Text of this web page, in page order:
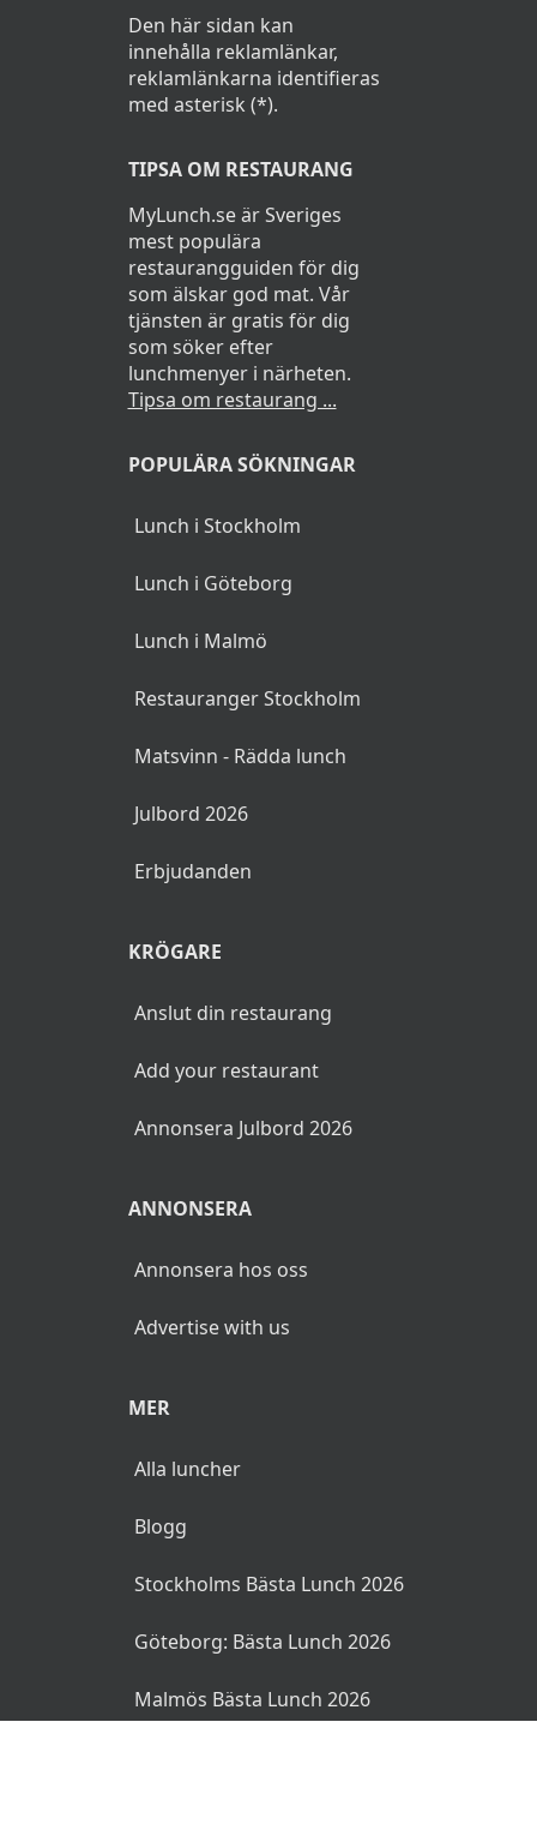
Gubbröra
Laxröra smaksatt med äpple och pepparot
Lax och skaldjurspatè
Kallskuret
Julskinka
Rökt kalkonbröst
Lantpatè
Leverpastej
Kalvsylta
Milano salami
Lammfiol
Köttbullar
Prinskorv
Revbensspjäll med svarta vinbär och
ingefära
Svampomelett
Janssons frestelse
Dopp i grytan
Lutfisk med bechamel, kryddpeppar, bacon,
Risgrynsgröt
Den här sidan kan
innehålla reklamlänkar,
reklamlänkarna identifieras
med asterisk (*).
TIPSA OM RESTAURANG
MyLunch.se är Sveriges
mest populära
restaurangguiden för dig
som älskar god mat. Vår
tjänsten är gratis för dig
som söker efter
lunchmenyer i närheten.
Tipsa om restaurang ...
POPULÄRA SÖKNINGAR
Lunch i Stockholm
Lunch i Göteborg
Lunch i Malmö
Restauranger Stockholm
Matsvinn - Rädda lunch
Julbord 2026
Erbjudanden
KRÖGARE
Anslut din restaurang
Add your restaurant
Annonsera Julbord 2026
ANNONSERA
Annonsera hos oss
Advertise with us
MER
Alla luncher
Blogg
Stockholms Bästa Lunch 2026
Göteborg: Bästa Lunch 2026
Malmös Bästa Lunch 2026